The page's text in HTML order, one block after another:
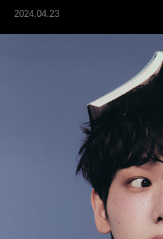
INTERACTIVE
2024.04.23